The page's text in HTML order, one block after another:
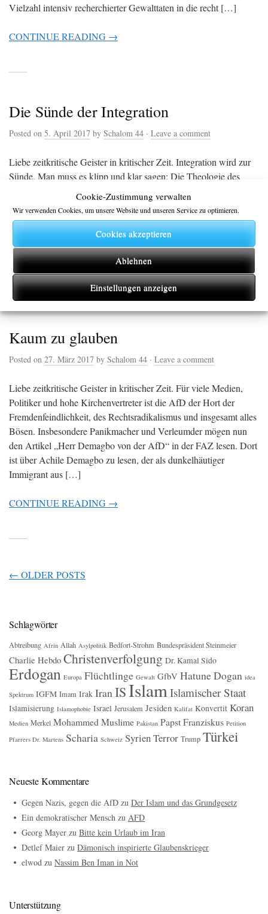
Cookie-Zustimmung verwalten
Wir verwenden Cookies, um unsere Website und unseren Service zu optimieren.
Cookies akzeptieren
Ablehnen
Einstellungen anzeigen
Vielzahl intensiv recherchierter Gewalttaten in die recht […]
CONTINUE READING →
Die Sünde der Integration
Posted on 5. April 2017 by Schalom 44 · Leave a comment
Liebe zeitkritische Geister in kritischer Zeit. Integration wird zur
Sünde. Man muss es klipp und klar sagen: Die Theologie des
Gesellschaft zu! Ausdrücklich sagt Allah in Sure 3.110 zu den
Muslimen: „ Ihr seid die beste Gemeinschaft, die für die
Menschheit geschaffen wurde. Ihr gebietet, was Recht […]
CONTINUE READING →
Kaum zu glauben
Posted on 27. März 2017 by Schalom 44 · Leave a comment
Liebe zeitkritische Geister in kritischer Zeit. Für viele Medien,
Politiker und hohe Kirchenvertreter ist die AfD der Hort der
Fremdenfeindlichkeit, des Rechtsradikalismus und insgesamt alles
Bösen. Insbesondere Panikmacher und Verleumder mögen nun
den Artikel „Herr Demagbo von der AfD“ in der FAZ lesen. Dort
ist über Achile Demagbo zu lesen, der als dunkelhäutiger
Immigrant aus […]
CONTINUE READING →
POSTS
← OLDER POSTS
Schlagwörter
Abtreibung Afrin Allah Asylpolitik Bedfort-Strohm Bundespräsident Steinmeier
Charlie Hebdo Christenverfolgung Dr. Kamal Sido
Erdogan Europa Flüchtlinge Gewalt GfbV Hatune Dogan idea
Spektrum IGFM Imam Irak IranISIslamIslamischer Staat
Islamisierung Islamophobie Israel Jerusalem Jesiden Kalifat Konvertit Koran
Medien Merkel Mohammed Muslime Pakistan Papst Franziskus Petition
Pfarrers Dr. Martens Scharia Schweiz SyrienTerror Trump Türkei
Neueste Kommentare
Gegen Nazis, gegen die AfD zu Der Islam und das Grundgesetz
Ein demokratischer Mensch zu AFD
Georg Mayer zu Bitte kein Urlaub im Iran
Detlef Maier zu Dämonisch inspirierte Glaubenskrieger
elwod zu Nassim Ben Iman in Not
Unterstützung